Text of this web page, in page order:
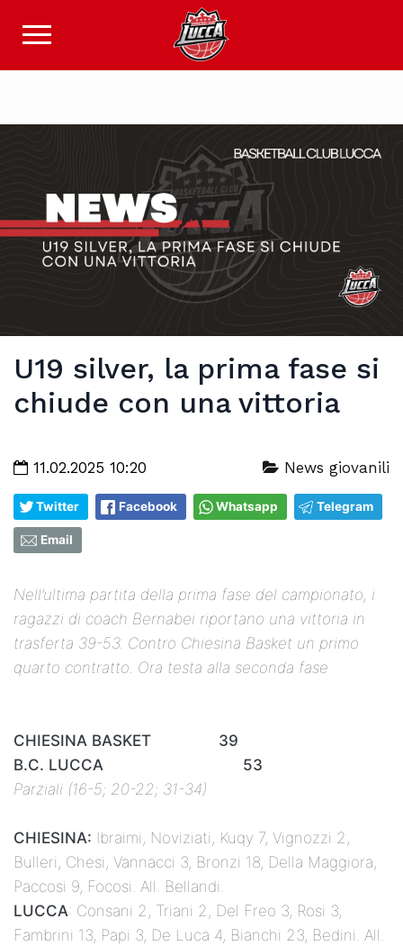
U19 silver, la prima fase si
chiude con una vittoria
11.02.2025 10:20 News giovanili
Twitter Facebook Whatsapp Telegram
Email
Nell’ultima partita della prima fase del campionato, i
ragazzi di coach Bernabei riportano una vittoria in
trasferta 39-53. Contro Chiesina Basket un primo
quarto contratto. Ora testa alla seconda fase
CHIESINA BASKET 39
B.C. LUCCA 53
Parziali (16-5; 20-22; 31-34)
CHIESINA: Ibraimi, Noviziati, Kuqy 7, Vignozzi 2,
Bulleri, Chesi, Vannacci 3, Bronzi 18, Della Maggiora,
Paccosi 9, Focosi. All. Bellandi.
LUCCA: Consani 2, Triani 2, Del Freo 3, Rosi 3,
Fambrini 13, Papi 3, De Luca 4, Bianchi 23, Bedini. All.